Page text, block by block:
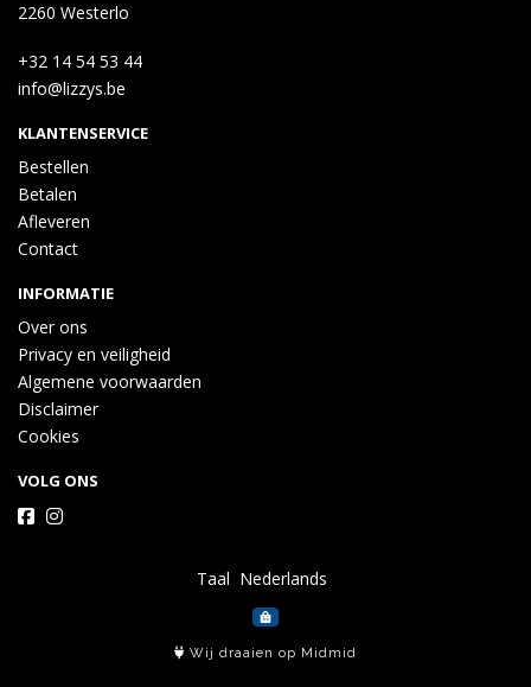
2260 Westerlo
+32 14 54 53 44
info@lizzys.be
KLANTENSERVICE
Bestellen
Betalen
Afleveren
Contact
INFORMATIE
Over ons
Privacy en veiligheid
Algemene voorwaarden
Disclaimer
Cookies
VOLG ONS
Taal
Wij draaien op Midmid